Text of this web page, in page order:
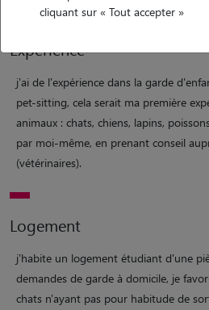
Expérience
j'ai de l'expérience dans la garde
pet-sitting, cela serait ma première
animaux : chats, chiens, lapins,
par moi-même, en prenant conseil
(vétérinaires).
Logement
j'habite un logement étudiant d'une
demandes de garde à domicile, je
chats n'ayant pas pour habitude de
cliquant sur « Tout accepter »